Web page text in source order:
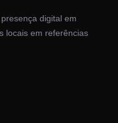
digital em
locais em referências